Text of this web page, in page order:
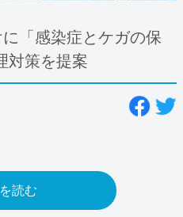
「感染症とケガの保
対策を提案
読む